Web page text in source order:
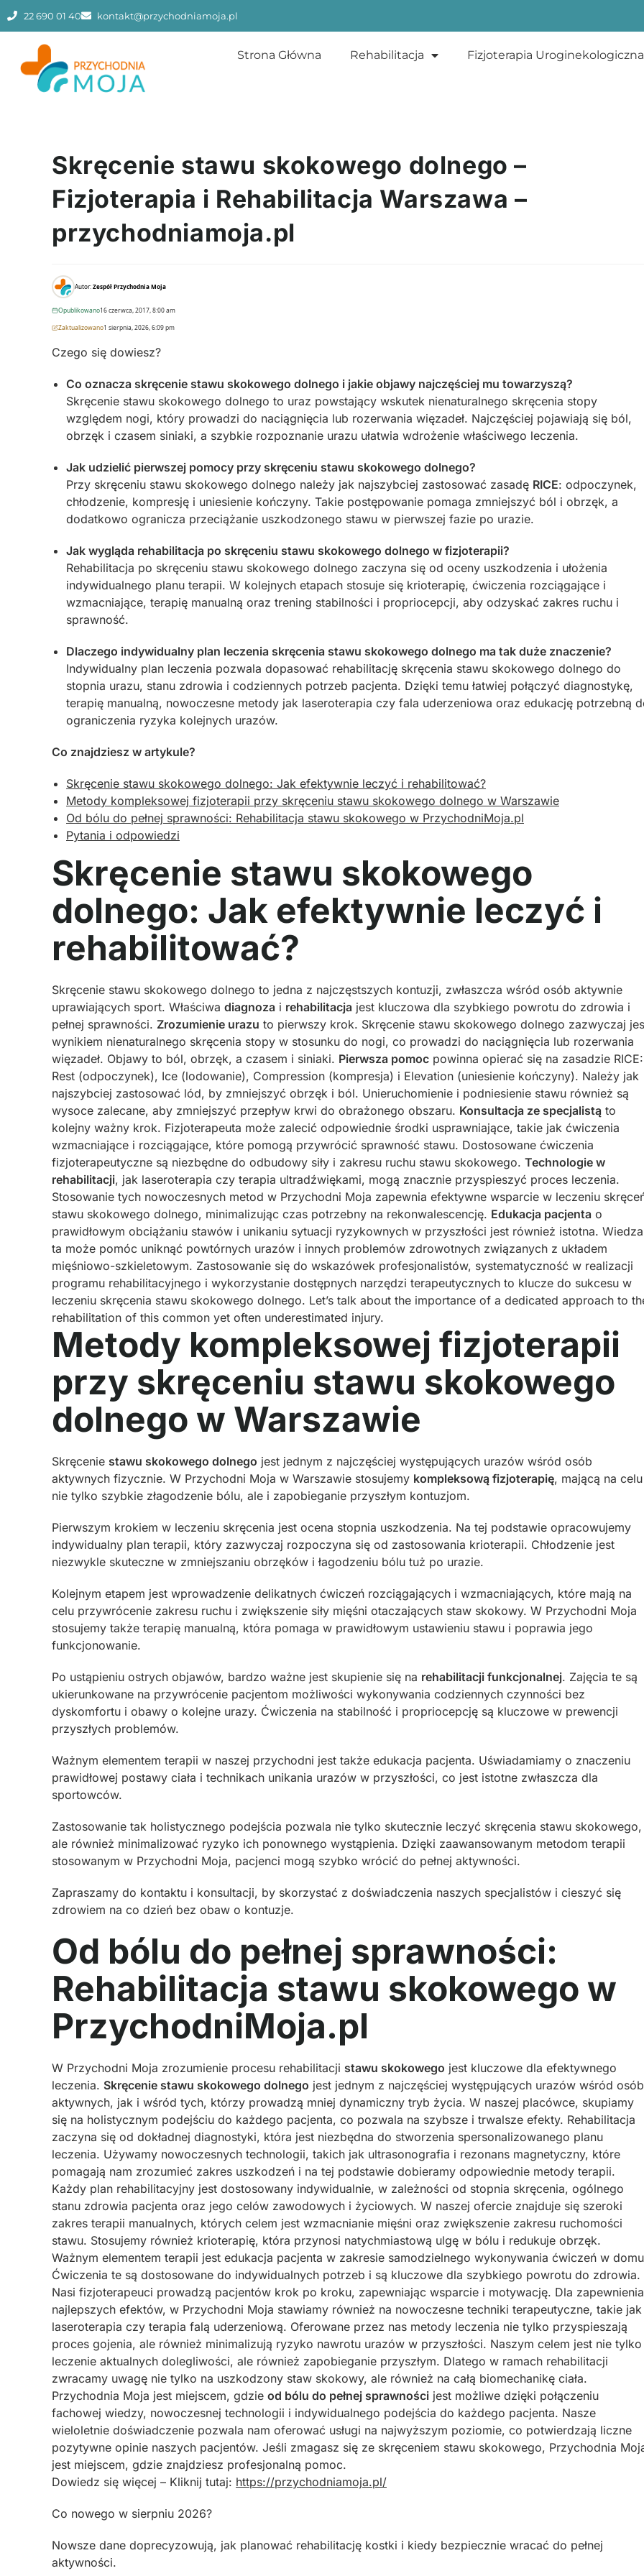
22 690 01 40 kontakt@przychodniamoja.pl
Strona Główna Rehabilitacja Fizjoterapia Uroginekologiczna
Skręcenie stawu skokowego dolnego –
Fizjoterapia i Rehabilitacja Warszawa –
przychodniamoja.pl
Autor:Zespół Przychodnia Moja
Opublikowano16 czerwca, 2017, 8:00 am
Zaktualizowano1 sierpnia, 2026, 6:09 pm
Czego się dowiesz?
Co oznacza skręcenie stawu skokowego dolnego i jakie objawy najczęściej mu towarzyszą?
Skręcenie stawu skokowego dolnego to uraz powstający wskutek nienaturalnego skręcenia stopy
względem nogi, który prowadzi do naciągnięcia lub rozerwania więzadeł. Najczęściej pojawiają się ból,
obrzęk i czasem siniaki, a szybkie rozpoznanie urazu ułatwia wdrożenie właściwego leczenia.
Jak udzielić pierwszej pomocy przy skręceniu stawu skokowego dolnego?
Przy skręceniu stawu skokowego dolnego należy jak najszybciej zastosować zasadę RICE: odpoczynek,
chłodzenie, kompresję i uniesienie kończyny. Takie postępowanie pomaga zmniejszyć ból i obrzęk, a
dodatkowo ogranicza przeciążanie uszkodzonego stawu w pierwszej fazie po urazie.
Jak wygląda rehabilitacja po skręceniu stawu skokowego dolnego w fizjoterapii?
Rehabilitacja po skręceniu stawu skokowego dolnego zaczyna się od oceny uszkodzenia i ułożenia
indywidualnego planu terapii. W kolejnych etapach stosuje się krioterapię, ćwiczenia rozciągające i
wzmacniające, terapię manualną oraz trening stabilności i propriocepcji, aby odzyskać zakres ruchu i
sprawność.
Dlaczego indywidualny plan leczenia skręcenia stawu skokowego dolnego ma tak duże znaczenie?
Indywidualny plan leczenia pozwala dopasować rehabilitację skręcenia stawu skokowego dolnego do
stopnia urazu, stanu zdrowia i codziennych potrzeb pacjenta. Dzięki temu łatwiej połączyć diagnostykę,
terapię manualną, nowoczesne metody jak laseroterapia czy fala uderzeniowa oraz edukację potrzebną
ograniczenia ryzyka kolejnych urazów.
Co znajdziesz w artykule?
Skręcenie stawu skokowego dolnego: Jak efektywnie leczyć i rehabilitować?
Metody kompleksowej fizjoterapii przy skręceniu stawu skokowego dolnego w Warszawie
Od bólu do pełnej sprawności: Rehabilitacja stawu skokowego w PrzychodniMoja.pl
Pytania i odpowiedzi
Skręcenie stawu skokowego
dolnego: Jak efektywnie leczyć i
rehabilitować?
Skręcenie stawu skokowego dolnego to jedna z najczęstszych kontuzji, zwłaszcza wśród osób aktywnie
uprawiających sport. Właściwa diagnoza i rehabilitacja jest kluczowa dla szybkiego powrotu do zdrowia i
pełnej sprawności. Zrozumienie urazu to pierwszy krok. Skręcenie stawu skokowego dolnego zazwyczaj
wynikiem nienaturalnego skręcenia stopy w stosunku do nogi, co prowadzi do naciągnięcia lub rozerwania
więzadeł. Objawy to ból, obrzęk, a czasem i siniaki. Pierwsza pomoc powinna opierać się na zasadzie RICE:
Rest (odpoczynek), Ice (lodowanie), Compression (kompresja) i Elevation (uniesienie kończyny). Należy jak
najszybciej zastosować lód, by zmniejszyć obrzęk i ból. Unieruchomienie i podniesienie stawu również są
wysoce zalecane, aby zmniejszyć przepływ krwi do obrażonego obszaru. Konsultacja ze specjalistą to
kolejny ważny krok. Fizjoterapeuta może zalecić odpowiednie środki usprawniające, takie jak ćwiczenia
wzmacniające i rozciągające, które pomogą przywrócić sprawność stawu. Dostosowane ćwiczenia
fizjoterapeutyczne są niezbędne do odbudowy siły i zakresu ruchu stawu skokowego. Technologie w
rehabilitacji, jak laseroterapia czy terapia ultradźwiękami, mogą znacznie przyspieszyć proces leczenia.
Stosowanie tych nowoczesnych metod w Przychodni Moja zapewnia efektywne wsparcie w leczeniu
stawu skokowego dolnego, minimalizując czas potrzebny na rekonwalescencję. Edukacja pacjenta o
prawidłowym obciążaniu stawów i unikaniu sytuacji ryzykownych w przyszłości jest również istotna. Wiedza
ta może pomóc uniknąć powtórnych urazów i innych problemów zdrowotnych związanych z układem
mięśniowo-szkieletowym. Zastosowanie się do wskazówek profesjonalistów, systematyczność w realizacji
programu rehabilitacyjnego i wykorzystanie dostępnych narzędzi terapeutycznych to klucze do sukcesu w
leczeniu skręcenia stawu skokowego dolnego. Let’s talk about the importance of a dedicated approach to
rehabilitation of this common yet often underestimated injury.
Metody kompleksowej fizjoterapii
przy skręceniu stawu skokowego
dolnego w Warszawie
Skręcenie stawu skokowego dolnego jest jednym z najczęściej występujących urazów wśród osób
aktywnych fizycznie. W Przychodni Moja w Warszawie stosujemy kompleksową fizjoterapię, mającą na celu
nie tylko szybkie złagodzenie bólu, ale i zapobieganie przyszłym kontuzjom.
Pierwszym krokiem w leczeniu skręcenia jest ocena stopnia uszkodzenia. Na tej podstawie opracowujemy
indywidualny plan terapii, który zazwyczaj rozpoczyna się od zastosowania krioterapii. Chłodzenie jest
niezwykle skuteczne w zmniejszaniu obrzęków i łagodzeniu bólu tuż po urazie.
Kolejnym etapem jest wprowadzenie delikatnych ćwiczeń rozciągających i wzmacniających, które mają na
celu przywrócenie zakresu ruchu i zwiększenie siły mięśni otaczających staw skokowy. W Przychodni Moja
stosujemy także terapię manualną, która pomaga w prawidłowym ustawieniu stawu i poprawia jego
funkcjonowanie.
Po ustąpieniu ostrych objawów, bardzo ważne jest skupienie się na rehabilitacji funkcjonalnej. Zajęcia te są
ukierunkowane na przywrócenie pacjentom możliwości wykonywania codziennych czynności bez
dyskomfortu i obawy o kolejne urazy. Ćwiczenia na stabilność i propriocepcję są kluczowe w prewencji
przyszłych problemów.
Ważnym elementem terapii w naszej przychodni jest także edukacja pacjenta. Uświadamiamy o znaczeniu
prawidłowej postawy ciała i technikach unikania urazów w przyszłości, co jest istotne zwłaszcza dla
sportowców.
Zastosowanie tak holistycznego podejścia pozwala nie tylko skutecznie leczyć skręcenia stawu skokowego,
ale również minimalizować ryzyko ich ponownego wystąpienia. Dzięki zaawansowanym metodom terapii
stosowanym w Przychodni Moja, pacjenci mogą szybko wrócić do pełnej aktywności.
Zapraszamy do kontaktu i konsultacji, by skorzystać z doświadczenia naszych specjalistów i cieszyć się
zdrowiem na co dzień bez obaw o kontuzje.
Od bólu do pełnej sprawności:
Rehabilitacja stawu skokowego w
PrzychodniMoja.pl
W Przychodni Moja zrozumienie procesu rehabilitacji stawu skokowego jest kluczowe dla efektywnego
leczenia. Skręcenie stawu skokowego dolnego jest jednym z najczęściej występujących urazów wśród osób
aktywnych, jak i wśród tych, którzy prowadzą mniej dynamiczny tryb życia. W naszej placówce, skupiamy
się na holistycznym podejściu do każdego pacjenta, co pozwala na szybsze i trwalsze efekty. Rehabilitacja
zaczyna się od dokładnej diagnostyki, która jest niezbędna do stworzenia spersonalizowanego planu
leczenia. Używamy nowoczesnych technologii, takich jak ultrasonografia i rezonans magnetyczny, które
pomagają nam zrozumieć zakres uszkodzeń i na tej podstawie dobieramy odpowiednie metody terapii.
Każdy plan rehabilitacyjny jest dostosowany indywidualnie, w zależności od stopnia skręcenia, ogólnego
stanu zdrowia pacjenta oraz jego celów zawodowych i życiowych. W naszej ofercie znajduje się szeroki
zakres terapii manualnych, których celem jest wzmacnianie mięśni oraz zwiększenie zakresu ruchomości
stawu. Stosujemy również krioterapię, która przynosi natychmiastową ulgę w bólu i redukuje obrzęk.
Ważnym elementem terapii jest edukacja pacjenta w zakresie samodzielnego wykonywania ćwiczeń w
Ćwiczenia te są dostosowane do indywidualnych potrzeb i są kluczowe dla szybkiego powrotu do zdrowia.
Nasi fizjoterapeuci prowadzą pacjentów krok po kroku, zapewniając wsparcie i motywację. Dla zapewnienia
najlepszych efektów, w Przychodni Moja stawiamy również na nowoczesne techniki terapeutyczne, takie jak
laseroterapia czy terapia falą uderzeniową. Oferowane przez nas metody leczenia nie tylko przyspieszają
proces gojenia, ale również minimalizują ryzyko nawrotu urazów w przyszłości. Naszym celem jest nie tylko
leczenie aktualnych dolegliwości, ale również zapobieganie przyszłym. Dlatego w ramach rehabilitacji
zwracamy uwagę nie tylko na uszkodzony staw skokowy, ale również na całą biomechanikę ciała.
Przychodnia Moja jest miejscem, gdzie od bólu do pełnej sprawności jest możliwe dzięki połączeniu
fachowej wiedzy, nowoczesnej technologii i indywidualnego podejścia do każdego pacjenta. Nasze
wieloletnie doświadczenie pozwala nam oferować usługi na najwyższym poziomie, co potwierdzają liczne
pozytywne opinie naszych pacjentów. Jeśli zmagasz się ze skręceniem stawu skokowego, Przychodnia
jest miejscem, gdzie znajdziesz profesjonalną pomoc.
Dowiedz się więcej – Kliknij tutaj: https://przychodniamoja.pl/
Co nowego w sierpniu 2026?
Nowsze dane doprecyzowują, jak planować rehabilitację kostki i kiedy bezpiecznie wracać do pełnej
aktywności.